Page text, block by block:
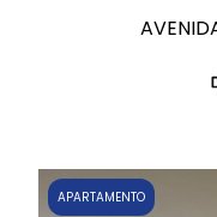
APARTAMENTO